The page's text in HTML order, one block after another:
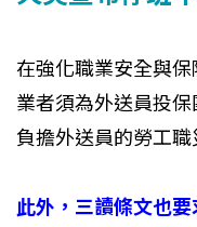
在強化職業安全與
業者須為外送員投
負擔外送員的勞工職
此外，三讀條文也